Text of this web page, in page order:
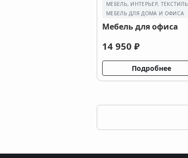
МЕБЕЛЬ, ИНТЕРЬЕР, ТЕКСТИЛЬ
МЕБЕЛЬ ДЛЯ ДОМА И ОФИСА
Мебель для офиса
14 950 ₽
Подробнее